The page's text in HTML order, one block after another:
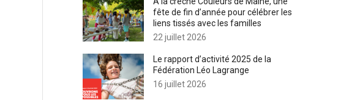
fête de fin d’année pour célébrer les
liens tissés avec les familles
22 juillet 2026
Le rapport d’activité 2025 de la
Fédération Léo Lagrange
16 juillet 2026